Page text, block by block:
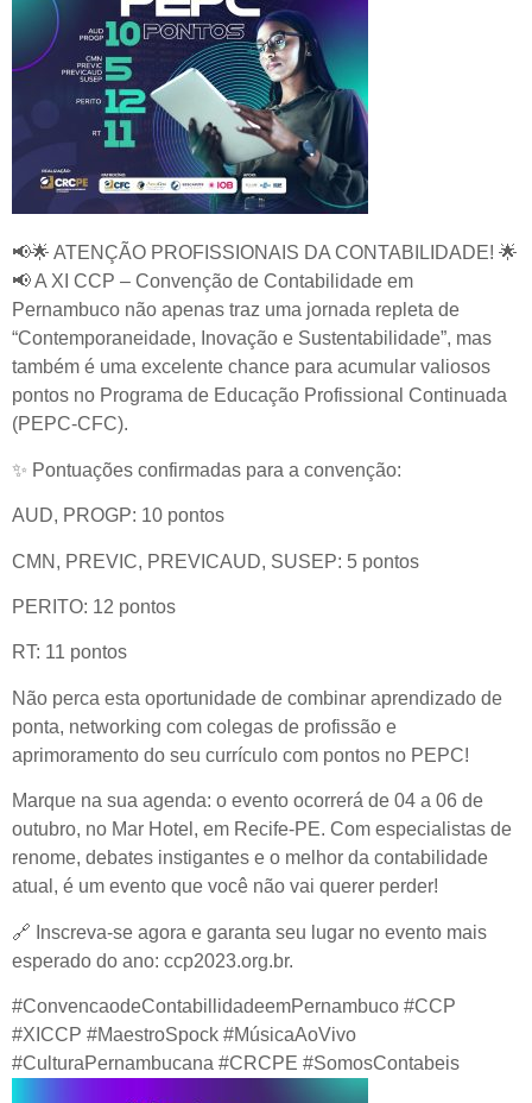
📢🌟 ATENÇÃO PROFISSIONAIS DA CONTABILIDADE! 🌟
📢A XI CCP – Convenção de Contabilidade em
Pernambuco não apenas traz uma jornada repleta de
“Contemporaneidade, Inovação e Sustentabilidade”, mas
também é uma excelente chance para acumular valiosos
pontos no Programa de Educação Profissional Continuada
(PEPC-CFC).
✨ Pontuações confirmadas para a convenção:
AUD, PROGP: 10 pontos
CMN, PREVIC, PREVICAUD, SUSEP: 5 pontos
PERITO: 12 pontos
RT: 11 pontos
Não perca esta oportunidade de combinar aprendizado de
ponta, networking com colegas de profissão e
aprimoramento do seu currículo com pontos no PEPC!
Marque na sua agenda: o evento ocorrerá de 04 a 06 de
outubro, no Mar Hotel, em Recife-PE. Com especialistas de
renome, debates instigantes e o melhor da contabilidade
atual, é um evento que você não vai querer perder!
🔗 Inscreva-se agora e garanta seu lugar no evento mais
esperado do ano: ccp2023.org.br.
#ConvencaodeContabillidadeemPernambuco #CCP
#XICCP #MaestroSpock #MúsicaAoVivo
#CulturaPernambucana #CRCPE #SomosContabeis